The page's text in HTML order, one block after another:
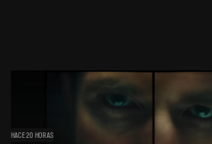
HACE 20 HORAS